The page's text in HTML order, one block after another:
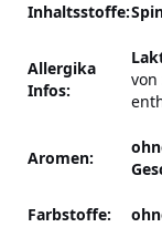
Inhaltsstoffe:
Allergika
Infos:
von
Aromen:
Farbstoffe: